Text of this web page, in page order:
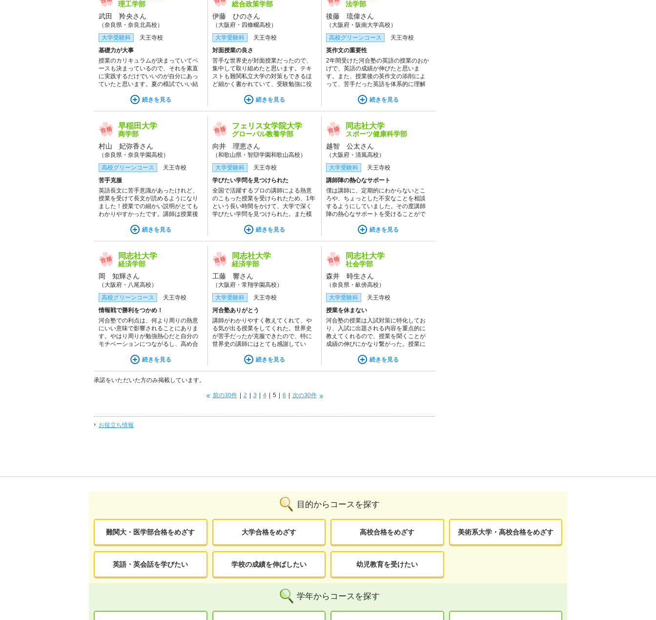
理工学部
武田 羚央さん
（奈良県・奈良北高校）
大学受験科
天王寺校
基礎力が大事
授業のカリキュラムが決まっていてペ
ースも決まっているので、それを素直
に実践するだけでいいのが自分にあっ
ていたと思います。夏の模試でいい結
ことを実感しました。続きを見る
総合政策学部
伊藤 ひのさん
（大阪府・四條畷高校）
大学受験科
天王寺校
対面授業の良さ
苦手な世界史が対面授業だったので、
集中して取り組めたと思います。テキ
ストも難関私立大学の対策もできるほ
ど細かく書かれていて、受験勉強に役
続きを見る
法学部
後藤 琉偉さん
（大阪府・阪南大学高校）
高校グリーンコース
天王寺校
英作文の重要性
2年間受けた河合塾の英語の授業のおか
げで、英語の成績が伸びたと思いま
す。また、授業後の英作文の添削によ
って、苦手だった英語を体系的に理解
続きを見る
早稲田大学
商学部
村山 妃弥香さん
（奈良県・奈良学園高校）
高校グリーンコース
天王寺校
苦手克服
英語長文に苦手意識があったけれど、
授業を受けて長文が読めるようになり
ました！授業での細かい説明がとても
わかりやすかったです。講師は授業後
りがとうございました！
続きを見る
フェリス女学院大学
グローバル教養学部
向井 理恵さん
（和歌山県・智辯学園和歌山高校）
大学受験科
天王寺校
学びたい学問を見つけられた
全国で活躍するプロの講師による熱意
のこもった授業を受けられたため、1年
という長い時間をかけて、大学で深く
学びたい学問を見つけられた。また模
わかる入試情報冊子が定期的に配付さ
続きを見る
同志社大学
スポーツ健康科学部
越智 公太さん
（大阪府・清風高校）
大学受験科
天王寺校
講師陣の熱心なサポート
僕は講師に、定期的にわからないとこ
ろや、ちょっとした不安なことを相談
するようにしていました。その度講師
陣の熱心なサポートを受けることがで
レずに勉強し続けることができまし
続きを見る
同志社大学
経済学部
岡 知輝さん
（大阪府・八尾高校）
高校グリーンコース
天王寺校
情報戦で勝利をつかめ！
河合塾での利点は、何より周りの熱意
にいい意味で影響されることにありま
す。やはり周りが勉強熱心だと自分の
モチベーションにつながるし、高め合
うえチューターはためになるアドバイ
続きを見る
同志社大学
経済学部
工藤 響さん
（大阪府・常翔学園高校）
大学受験科
天王寺校
河合塾ありがとう
講師がわかりやすく教えてくれて、や
る気が出る授業をしてくれた。世界史
が苦手だったが克服できたので、特に
世界史の講師にはとても感謝してい
続きを見る
同志社大学
社会学部
森井 時生さん
（奈良県・畝傍高校）
大学受験科
天王寺校
授業を休まない
河合塾の授業は入試対策に特化してお
り、入試に出題される内容を重点的に
教えてくれるので、授業を聞くことが
成績の伸びにかなり繋がった。授業に
続きを見る
承諾をいただいた方のみ掲載しています。
前の30件 2 3 4 5 6 次の30件
お役立ち情報
目的からコースを探す
難関大・医学部合格をめざす 大学合格をめざす 高校合格をめざす 美術系大学・高校合格をめざす
英語・英会話を学びたい 学校の成績を伸ばしたい 幼児教育を受けたい
学年からコースを探す